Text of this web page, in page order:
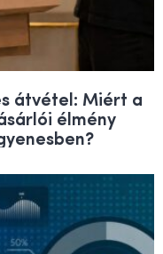
átvétel: Miért a
élmény